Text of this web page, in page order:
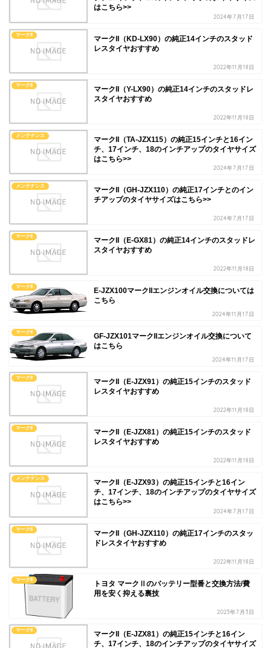
はこちら>>
2024年7月17日
マークII
マークII（KD-LX90）の純正14インチのスタッド
レスタイヤおすすめ
2022年11月18日
マークII
マークII（Y-LX90）の純正14インチのスタッドレ
スタイヤおすすめ
2022年11月18日
メンテナンス
マークII（TA-JZX115）の純正15インチと16イン
チ、17インチ、18のインチアップのタイヤサイズ
はこちら>>
2024年7月17日
メンテナンス
マークII（GH-JZX110）の純正17インチとのイン
チアップのタイヤサイズはこちら>>
2024年7月17日
マークII
マークII（E-GX81）の純正14インチのスタッドレ
スタイヤおすすめ
2022年11月18日
マークII
E-JZX100マークIIエンジンオイル交換については
こちら
2024年11月17日
マークII
GF-JZX101マークIIエンジンオイル交換について
はこちら
2024年11月17日
マークII
マークII（E-JZX91）の純正15インチのスタッド
レスタイヤおすすめ
2022年11月18日
マークII
マークII（E-JZX81）の純正15インチのスタッド
レスタイヤおすすめ
2022年11月18日
メンテナンス
マークII（E-JZX93）の純正15インチと16イン
チ、17インチ、18のインチアップのタイヤサイズ
はこちら>>
2024年7月17日
マークII
マークII（GH-JZX110）の純正17インチのスタッ
ドレスタイヤおすすめ
2022年11月18日
マークII
トヨタ マークⅡのバッテリー型番と交換方法/費
用を安く抑える裏技
2023年7月3日
マークII
マークII（E-JZX81）の純正15インチと16イン
チ、17インチ、18のインチアップのタイヤサイズ